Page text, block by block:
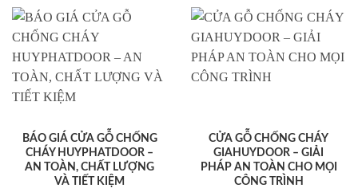
BÁO GIÁ CỬA GỖ CHỐNG
CHÁY HUYPHATDOOR –
AN TOÀN, CHẤT LƯỢNG
VÀ TIẾT KIỆM
CỬA GỖ CHỐNG CHÁY
GIAHUYDOOR – GIẢI
PHÁP AN TOÀN CHO MỌI
CÔNG TRÌNH